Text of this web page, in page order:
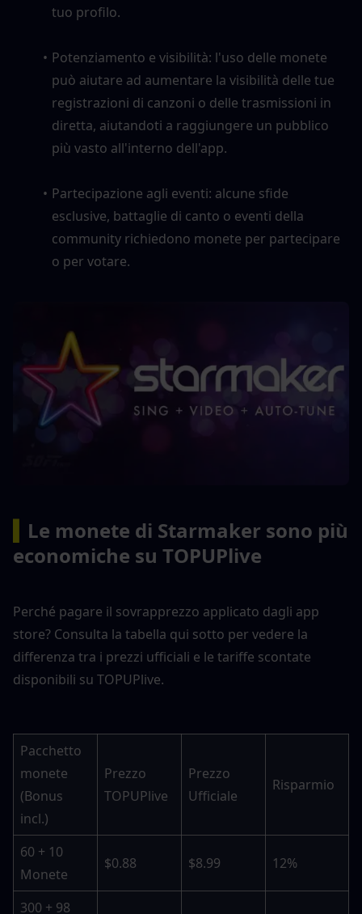
tuo profilo.
Potenziamento e visibilità: l'uso delle monete
può aiutare ad aumentare la visibilità delle tue
registrazioni di canzoni o delle trasmissioni in
diretta, aiutandoti a raggiungere un pubblico
più vasto all'interno dell'app.
Partecipazione agli eventi: alcune sfide
esclusive, battaglie di canto o eventi della
community richiedono monete per partecipare
o per votare.
Le monete di Starmaker sono più
economiche su TOPUPlive
Perché pagare il sovrapprezzo applicato dagli app
store? Consulta la tabella qui sotto per vedere la
differenza tra i prezzi ufficiali e le tariffe scontate
disponibili su TOPUPlive.
Pacchetto
monete
(Bonus
incl.)
Prezzo
TOPUPlive
Prezzo
Ufficiale
Risparmio
60 + 10
Monete
$0.88 $8.99 12%
300 + 98